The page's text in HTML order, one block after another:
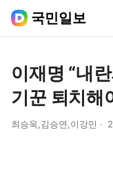
국민일보
이재명 “내
기꾼 퇴치해
최승욱,김승연,이강민